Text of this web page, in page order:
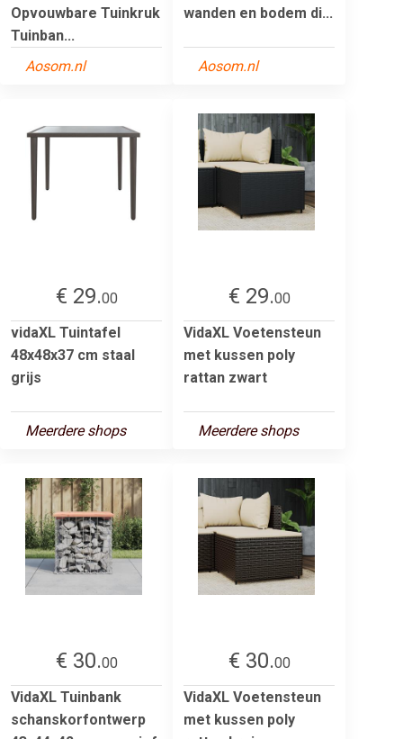
Opvouwbare Tuinkruk
Tuinban...
Aosom.nl
wanden en bodem di...
Aosom.nl
€ 29.00
vidaXL Tuintafel
48x48x37 cm staal
grijs
Meerdere shops
€ 29.00
VidaXL Voetensteun
met kussen poly
rattan zwart
Meerdere shops
€ 30.00
VidaXL Tuinbank
schanskorfontwerp
€ 30.00
VidaXL Voetensteun
met kussen poly